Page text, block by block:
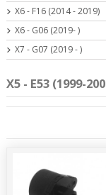
X5 - E53 (1999-
X6 - F16 (2014 - 2019)
X6 - G06 (2019- )
X7 - G07 (2019 - )